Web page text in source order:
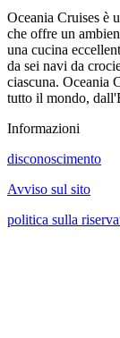
Oceania Cruises è
che offre un
una cucina
da sei navi da
ciascuna. Oceania
tutto il mondo,
Informazioni
disconoscimento
Avviso sul sito
politica sulla